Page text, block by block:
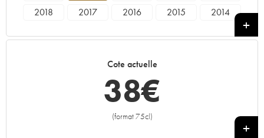
2018
2017 2016 2015
2014
2001
1996
Cote actuelle
38€
(format 75cl)
+